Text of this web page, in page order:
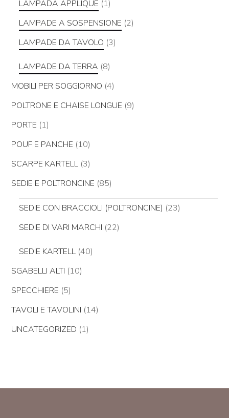
LAMPADA APPLIQUE (1)
LAMPADE A SOSPENSIONE (2)
LAMPADE DA TAVOLO (3)
LAMPADE DA TERRA (8)
MOBILI PER SOGGIORNO (4)
POLTRONE E CHAISE LONGUE (9)
PORTE (1)
POUF E PANCHE (10)
SCARPE KARTELL (3)
SEDIE E POLTRONCINE (85)
SEDIE CON BRACCIOLI (POLTRONCINE) (23)
SEDIE DI VARI MARCHI (22)
SEDIE KARTELL (40)
SGABELLI ALTI (10)
SPECCHIERE (5)
TAVOLI E TAVOLINI (14)
UNCATEGORIZED (1)